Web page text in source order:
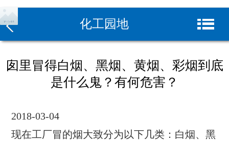
化工园地
囱里冒得白烟、黑烟、黄烟、彩烟到底
是什么鬼？有何危害？
2018-03-04
现在工厂冒的烟大致分为以下几类：白烟、黑